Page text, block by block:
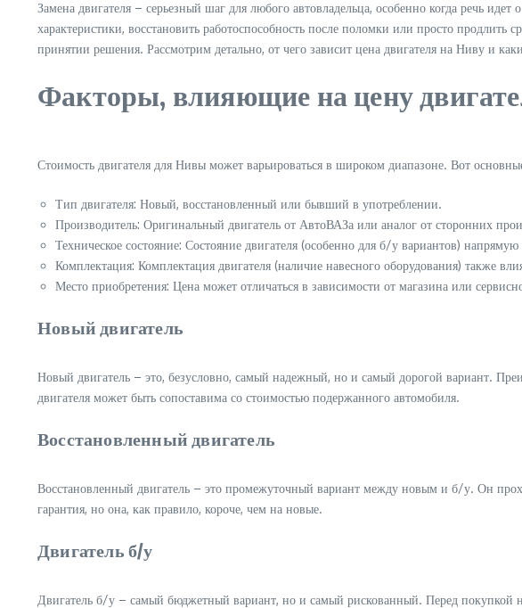
Замена двигателя – серьезный шаг для любого автовладельца, особенно когда речь
характеристики, восстановить работоспособность после поломки или просто
принятии решения. Рассмотрим детально, от чего зависит цена двигателя на Ниву и
Факторы, влияющие на цену
Стоимость двигателя для Нивы может варьироваться в широком диапазоне. Вот
Тип двигателя: Новый, восстановленный или бывший в употреблении.
Производитель: Оригинальный двигатель от АвтоВАЗа или аналог от сторонних
Техническое состояние: Состояние двигателя (особенно для б/у вариантов)
Комплектация: Комплектация двигателя (наличие навесного оборудования) также
Место приобретения: Цена может отличаться в зависимости от магазина или
Новый двигатель
Новый двигатель – это, безусловно, самый надежный, но и самый дорогой вариант.
двигателя может быть сопоставима со стоимостью подержанного автомобиля.
Восстановленный двигатель
Восстановленный двигатель – это промежуточный вариант между новым и б/у. Он
гарантия, но она, как правило, короче, чем на новые.
Двигатель б/у
Двигатель б/у – самый бюджетный вариант, но и самый рискованный. Перед покупкой